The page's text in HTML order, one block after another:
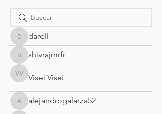
darelldarell
shivrajmrfr
shivrajmrfr
Visei Visei
Visei Visei
alejandrogalarza52
alejandrogalarza52